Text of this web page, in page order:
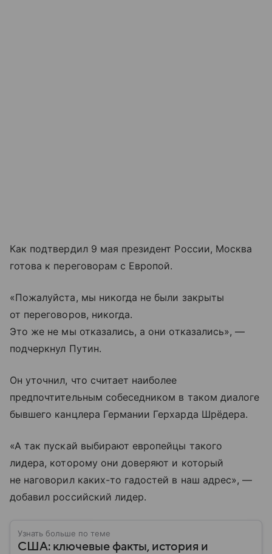
Как подтвердил 9 мая президент России, Москва
готова к переговорам с Европой.
«Пожалуйста, мы никогда не были закрыты
от переговоров, никогда.
Это же не мы отказались, а они отказались», —
подчеркнул Путин.
Он уточнил, что считает наиболее
предпочтительным собеседником в таком диалоге
бывшего канцлера Германии Герхарда Шрёдера.
«А так пускай выбирают европейцы такого
лидера, которому они доверяют и который
не наговорил каких-то гадостей в наш адрес», —
добавил российский лидер.
Узнать больше по теме
США: ключевые факты, история и